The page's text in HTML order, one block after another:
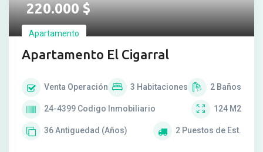
220.000$
Apartamento
Apartamento El Cigarral
Venta Operación 3 Habitaciones 2 Baños
24-4399 Codigo Inmobiliario 124 M2
36Antiguedad (Años) 2 Puestos de Est.